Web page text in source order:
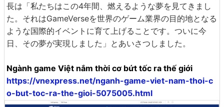
長は「私たちはこの4年間、燃えるような夢を見てきまし
た。それはGameVerseを世界のゲーム業界の目的地となる
ような国際的イベントに育て上げることです。ついに今
日、その夢が実現しました」とあいさつしました。
Ngành game Việt nắm thời cơ bứt tốc ra thế giới
https://vnexpress.net/nganh-game-viet-nam-thoi-c
o-but-toc-ra-the-gioi-5075005.html